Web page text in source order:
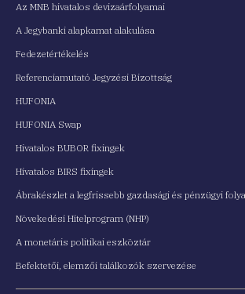
Az MNB hivatalos devizaárfolyamai
A Jegybanki alapkamat alakulása
Fedezetértékelés
Referenciamutató Jegyzési Bizottság
HUFONIA
HUFONIA Swap
Hivatalos BUBOR fixingek
Hivatalos BIRS fixingek
Ábrakészlet a legfrissebb gazdasági és pénzügyi
Növekedési Hitelprogram (NHP)
A monetáris politikai eszköztár
Befektetői, elemzői találkozók szervezése